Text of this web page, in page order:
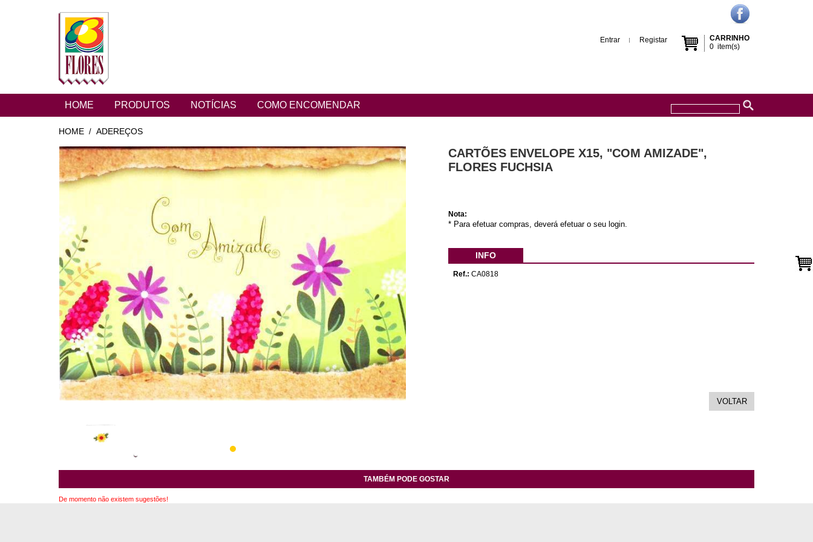
CARRINHO
0 item(s)
Entrar Registar
HOME PRODUTOS NOTÍCIAS COMO ENCOMENDAR
HOME / ADEREÇOS
CARTÕES ENVELOPE X15, "COM AMIZADE",
FLORES FUCHSIA
Nota:
* Para efetuar compras, deverá efetuar o seu login.
INFO
Ref.: CA0818
TAMBÉM PODE GOSTAR
De momento não existem sugestões!